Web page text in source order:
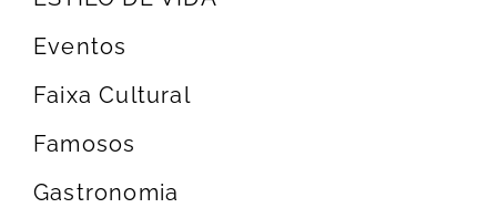
Eventos
Faixa Cultural
Famosos
Gastronomia